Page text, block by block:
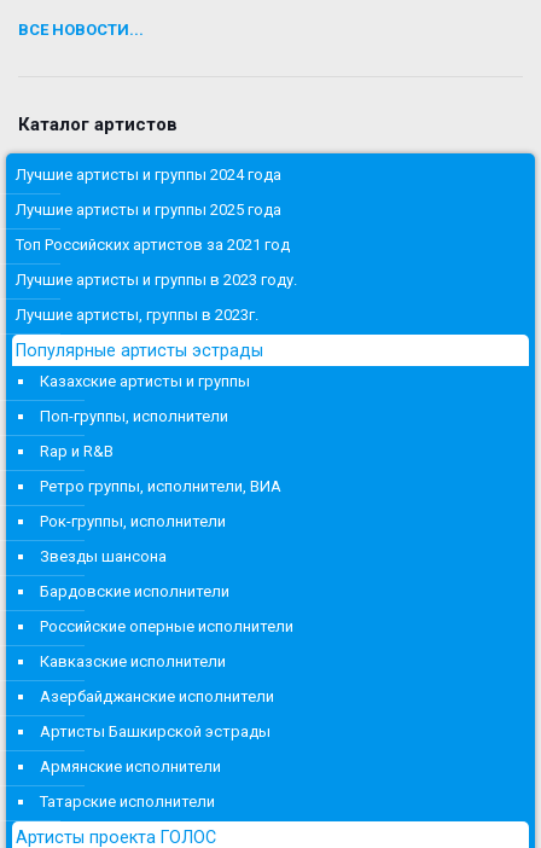
ВСЕ НОВОСТИ...
Каталог артистов
Лучшие артисты и группы 2024 года
Лучшие артисты и группы 2025 года
Топ Российских артистов за 2021 год
Лучшие артисты и группы в 2023 году.
Лучшие артисты, группы в 2023г.
Популярные артисты эстрады
Казахские артисты и группы
Поп-группы, исполнители
Rap и R&B
Ретро группы, исполнители, ВИА
Рок-группы, исполнители
Звезды шансона
Бардовские исполнители
Российские оперные исполнители
Кавказские исполнители
Азербайджанские исполнители
Артисты Башкирской эстрады
Армянские исполнители
Татарские исполнители
Артисты проекта ГОЛОС